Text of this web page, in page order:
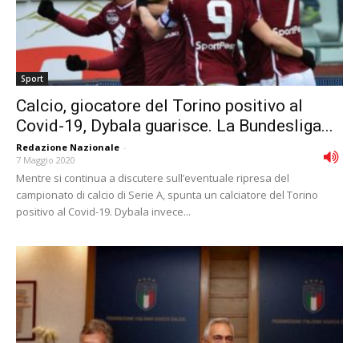
Sport
Calcio, giocatore del Torino positivo al
Covid-19, Dybala guarisce. La Bundesliga...
Redazione Nazionale -
7 Maggio 2020
Mentre si continua a discutere sull’eventuale ripresa del
campionato di calcio di Serie A, spunta un calciatore del Torino
positivo al Covid-19. Dybala invece...